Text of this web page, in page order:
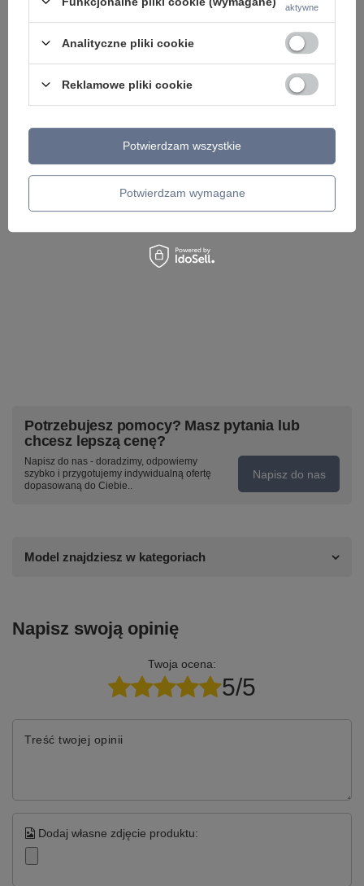
Lampa wisząca dwanaście złotych tub LED 3000K
ILIOS 12 PENDANT 3-STEP DIMM GO AZZARDO
AZ5745
465,00 zł / szt.
Potrzebujesz pomocy? Masz pytania lub
chcesz lepszą cenę?
Napisz do nas - doradzimy, odpowiemy
szybko i przygotujemy indywidualną ofertę
dopasowaną do Ciebie..
Napisz do nas
Model znajdziesz w kategoriach
Napisz swoją opinię
Twoja ocena:
5/5
Treść twojej opinii
Dodaj własne zdjęcie produktu:
aktywne
Analityczne pliki cookie
Reklamowe pliki cookie
Potwierdzam wymagane
Potwierdzam wszystkie